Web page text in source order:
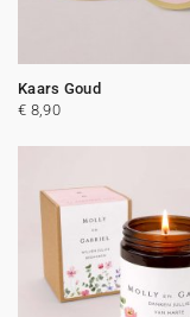
Kaars Goud
€ 8,90